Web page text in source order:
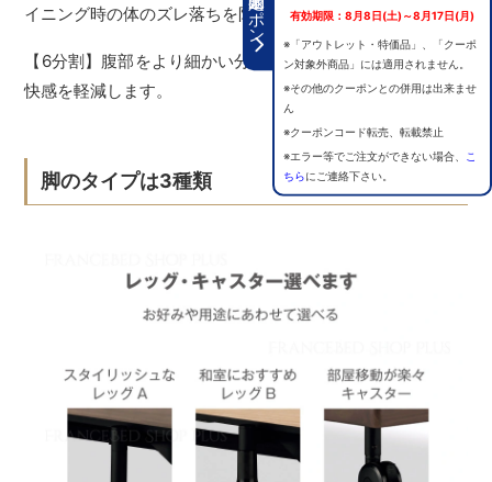
有効期限：8月8日(土)～8月17日(月)
※「アウトレット・特価品」、「クーポ
ン対象外商品」には適用されません。
※その他のクーポンとの併用は出来ませ
ん
※クーポンコード転売、転載禁止
※エラー等でご注文ができない場合、
こ
ちらにご連絡下さい。
イニング時の体のズレ落ちを防止します。
【6分割】腹部をより細かい分割にすることで圧迫による不
快感を軽減します。
脚のタイプは3種類